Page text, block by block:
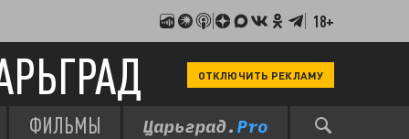
18+
ОТКЛЮЧИТЬ РЕКЛАМУ
ФИЛЬМЫ